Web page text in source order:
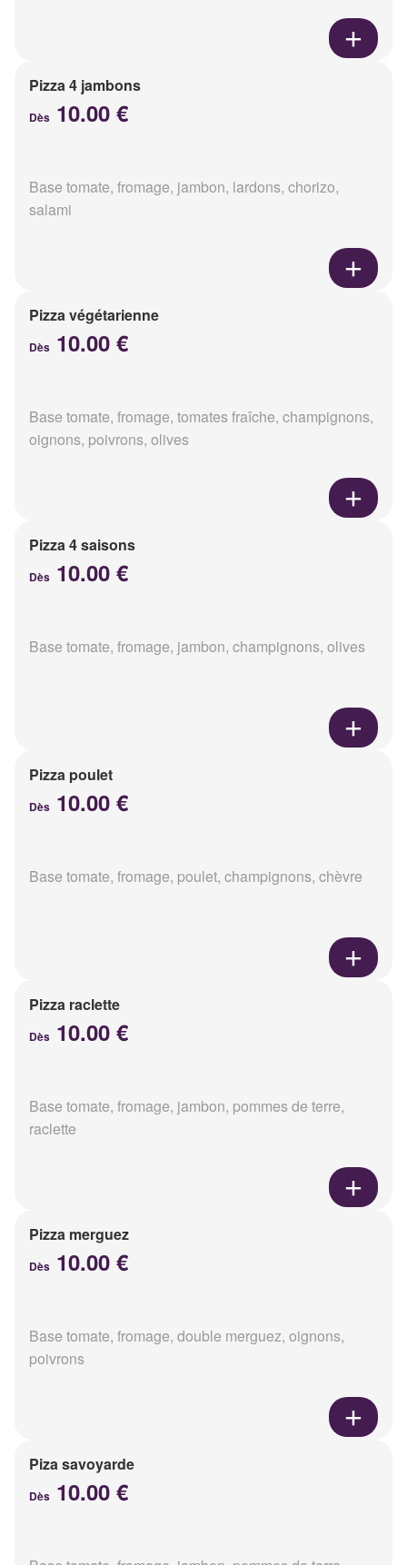
Pizza 4 jambons
Dès 10.00 €
Base tomate, fromage, jambon, lardons, chorizo,
salami
Pizza végétarienne
Dès 10.00 €
Base tomate, fromage, tomates fraîche, champignons,
oignons, poivrons, olives
Pizza 4 saisons
Dès 10.00 €
Base tomate, fromage, jambon, champignons, olives
Pizza poulet
Dès 10.00 €
Base tomate, fromage, poulet, champignons, chèvre
Pizza raclette
Dès 10.00 €
Base tomate, fromage, jambon, pommes de terre,
raclette
Pizza merguez
Dès 10.00 €
Base tomate, fromage, double merguez, oignons,
poivrons
Piza savoyarde
Dès 10.00 €